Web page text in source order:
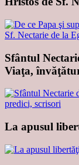
Sfântul
Viaţa,
La apusul